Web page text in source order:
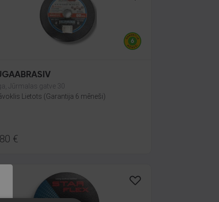
Jūrmalas gatve 30
Lietots (Garantija 6 mēneši)
€